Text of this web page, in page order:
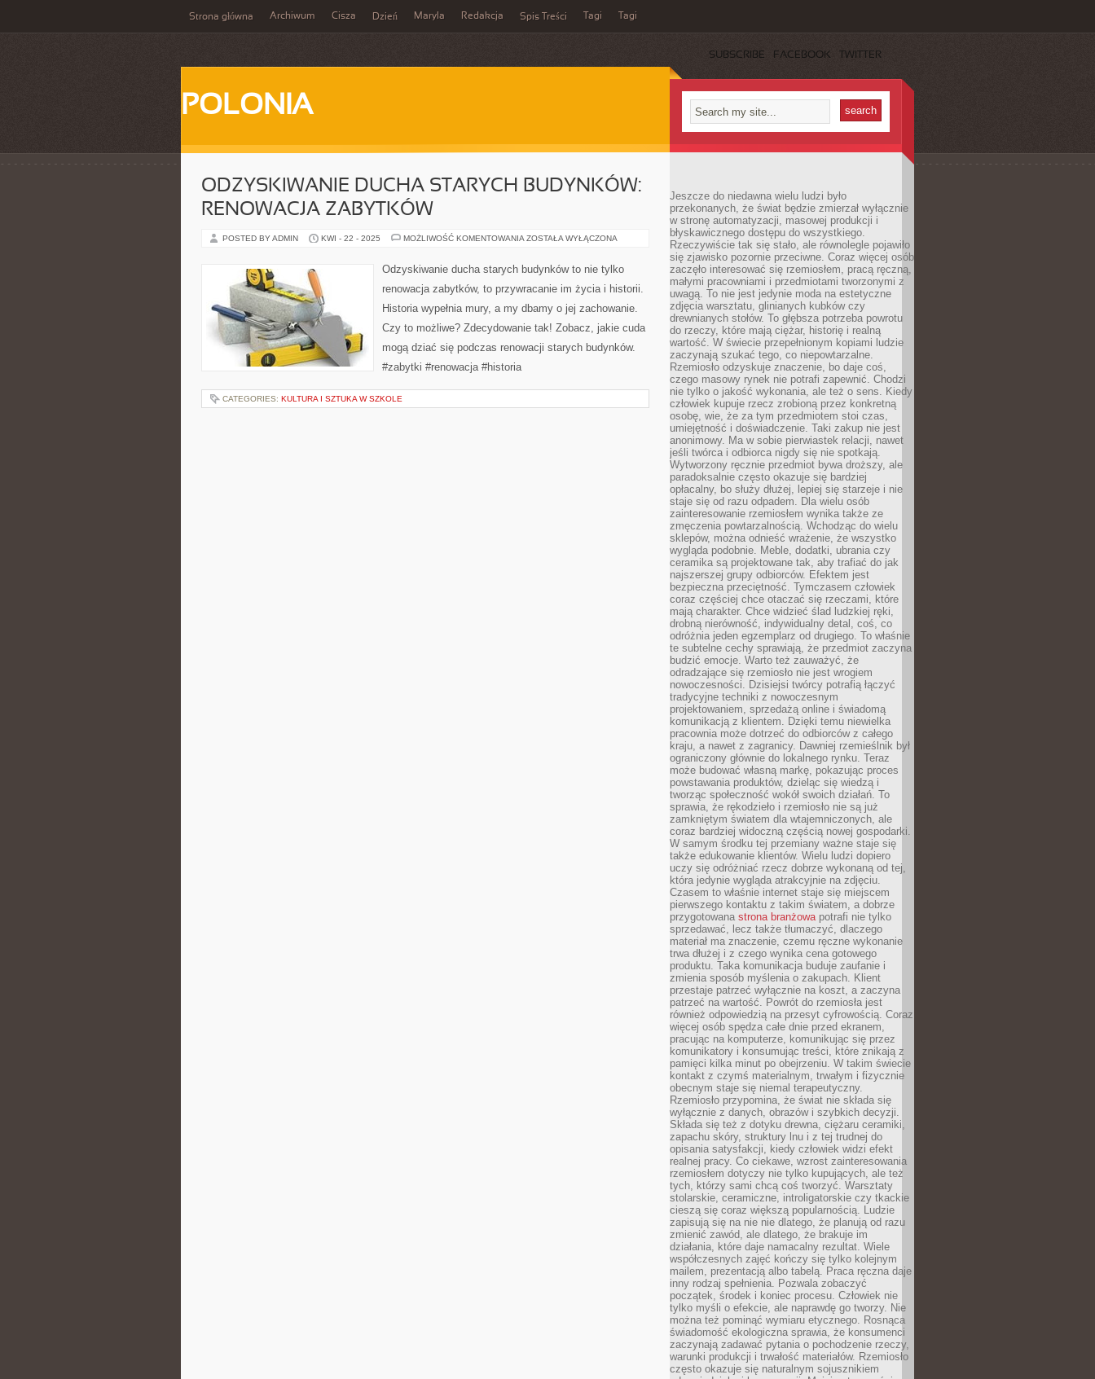
Strona główna Archiwum Cisza Dzień Maryla Redakcja Spis Treści Tagi Tagi
SUBSCRIBE FACEBOOK TWITTER
POLONIA
ODZYSKIWANIE DUCHA STARYCH BUDYNKÓW:
RENOWACJA ZABYTKÓW
POSTED BY ADMIN KWI - 22 - 2025 MOŻLIWOŚĆ KOMENTOWANIA ODZYSKIWANIE
BUDYNKÓW:
RENOWACJA
ZOSTAŁA WYŁĄCZONA
Odzyskiwanie ducha starych budynków to nie tylko
renowacja zabytków, to przywracanie im życia i historii.
Historia wypełnia mury, a my dbamy o jej zachowanie.
Czy to możliwe? Zdecydowanie tak! Zobacz, jakie cuda
mogą dziać się podczas renowacji starych budynków.
#zabytki #renowacja #historia
CATEGORIES: KULTURA I SZTUKA W SZKOLE
Jeszcze do niedawna wielu ludzi było
przekonanych, że świat będzie zmierzał wyłącznie
w stronę automatyzacji, masowej produkcji i
błyskawicznego dostępu do wszystkiego.
Rzeczywiście tak się stało, ale równolegle pojawiło
się zjawisko pozornie przeciwne. Coraz więcej osób
zaczęło interesować się rzemiosłem, pracą ręczną,
małymi pracowniami i przedmiotami tworzonymi z
uwagą. To nie jest jedynie moda na estetyczne
zdjęcia warsztatu, glinianych kubków czy
drewnianych stołów. To głębsza potrzeba powrotu
do rzeczy, które mają ciężar, historię i realną
wartość. W świecie przepełnionym kopiami ludzie
zaczynają szukać tego, co niepowtarzalne.
Rzemiosło odzyskuje znaczenie, bo daje coś,
czego masowy rynek nie potrafi zapewnić. Chodzi
nie tylko o jakość wykonania, ale też o sens. Kiedy
człowiek kupuje rzecz zrobioną przez konkretną
osobę, wie, że za tym przedmiotem stoi czas,
umiejętność i doświadczenie. Taki zakup nie jest
anonimowy. Ma w sobie pierwiastek relacji, nawet
jeśli twórca i odbiorca nigdy się nie spotkają.
Wytworzony ręcznie przedmiot bywa droższy, ale
paradoksalnie często okazuje się bardziej
opłacalny, bo służy dłużej, lepiej się starzeje i nie
staje się od razu odpadem. Dla wielu osób
zainteresowanie rzemiosłem wynika także ze
zmęczenia powtarzalnością. Wchodząc do wielu
sklepów, można odnieść wrażenie, że wszystko
wygląda podobnie. Meble, dodatki, ubrania czy
ceramika są projektowane tak, aby trafiać do jak
najszerszej grupy odbiorców. Efektem jest
bezpieczna przeciętność. Tymczasem człowiek
coraz częściej chce otaczać się rzeczami, które
mają charakter. Chce widzieć ślad ludzkiej ręki,
drobną nierówność, indywidualny detal, coś, co
odróżnia jeden egzemplarz od drugiego. To właśnie
te subtelne cechy sprawiają, że przedmiot zaczyna
budzić emocje. Warto też zauważyć, że
odradzające się rzemiosło nie jest wrogiem
nowoczesności. Dzisiejsi twórcy potrafią łączyć
tradycyjne techniki z nowoczesnym
projektowaniem, sprzedażą online i świadomą
komunikacją z klientem. Dzięki temu niewielka
pracownia może dotrzeć do odbiorców z całego
kraju, a nawet z zagranicy. Dawniej rzemieślnik był
ograniczony głównie do lokalnego rynku. Teraz
może budować własną markę, pokazując proces
powstawania produktów, dzieląc się wiedzą i
tworząc społeczność wokół swoich działań. To
sprawia, że rękodzieło i rzemiosło nie są już
zamkniętym światem dla wtajemniczonych, ale
coraz bardziej widoczną częścią nowej gospodarki.
W samym środku tej przemiany ważne staje się
także edukowanie klientów. Wielu ludzi dopiero
uczy się odróżniać rzecz dobrze wykonaną od tej,
która jedynie wygląda atrakcyjnie na zdjęciu.
Czasem to właśnie internet staje się miejscem
pierwszego kontaktu z takim światem, a dobrze
przygotowana strona branżowapotrafi nie tylko
sprzedawać, lecz także tłumaczyć, dlaczego
materiał ma znaczenie, czemu ręczne wykonanie
trwa dłużej i z czego wynika cena gotowego
produktu. Taka komunikacja buduje zaufanie i
zmienia sposób myślenia o zakupach. Klient
przestaje patrzeć wyłącznie na koszt, a zaczyna
patrzeć na wartość. Powrót do rzemiosła jest
również odpowiedzią na przesyt cyfrowością. Coraz
więcej osób spędza całe dnie przed ekranem,
pracując na komputerze, komunikując się przez
komunikatory i konsumując treści, które znikają z
pamięci kilka minut po obejrzeniu. W takim świecie
kontakt z czymś materialnym, trwałym i fizycznie
obecnym staje się niemal terapeutyczny.
Rzemiosło przypomina, że świat nie składa się
wyłącznie z danych, obrazów i szybkich decyzji.
Składa się też z dotyku drewna, ciężaru ceramiki,
zapachu skóry, struktury lnu i z tej trudnej do
opisania satysfakcji, kiedy człowiek widzi efekt
realnej pracy. Co ciekawe, wzrost zainteresowania
rzemiosłem dotyczy nie tylko kupujących, ale też
tych, którzy sami chcą coś tworzyć. Warsztaty
stolarskie, ceramiczne, introligatorskie czy tkackie
cieszą się coraz większą popularnością. Ludzie
zapisują się na nie nie dlatego, że planują od razu
zmienić zawód, ale dlatego, że brakuje im
działania, które daje namacalny rezultat. Wiele
współczesnych zajęć kończy się tylko kolejnym
mailem, prezentacją albo tabelą. Praca ręczna daje
inny rodzaj spełnienia. Pozwala zobaczyć
początek, środek i koniec procesu. Człowiek nie
tylko myśli o efekcie, ale naprawdę go tworzy. Nie
można też pominąć wymiaru etycznego. Rosnąca
świadomość ekologiczna sprawia, że konsumenci
zaczynają zadawać pytania o pochodzenie rzeczy,
warunki produkcji i trwałość materiałów. Rzemiosło
często okazuje się naturalnym sojusznikiem